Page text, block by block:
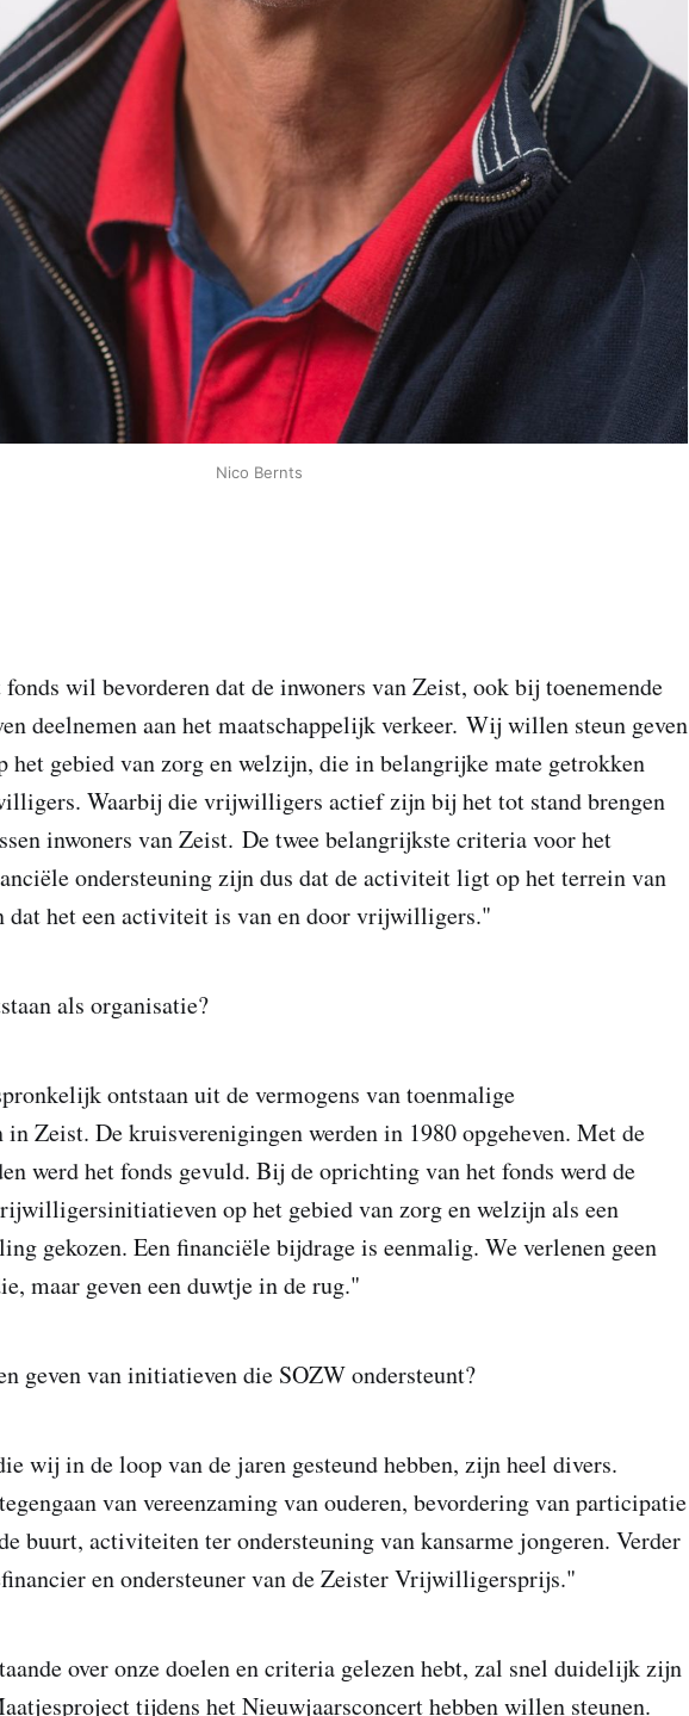
Nico Bernts
wil bevorderen dat de inwoners van Zeist, ook bij toenemende
deelnemen aan het maatschappelijk verkeer. Wij willen steun geven
het gebied van zorg en welzijn, die in belangrijke mate getrokken
Waarbij die vrijwilligers actief zijn bij het tot stand brengen
inwoners van Zeist. De twee belangrijkste criteria voor het
ondersteuning zijn dus dat de activiteit ligt op het terrein van
dat het een activiteit is van en door vrijwilligers."
als organisatie?
ontstaan uit de vermogens van toenmalige
Zeist. De kruisverenigingen werden in 1980 opgeheven. Met de
werd het fonds gevuld. Bij de oprichting van het fonds werd de
op het gebied van zorg en welzijn als een
gekozen. Een financiële bijdrage is eenmalig. We verlenen geen
maar geven een duwtje in de rug."
geven van initiatieven die SOZW ondersteunt?
wij in de loop van de jaren gesteund hebben, zijn heel divers.
van vereenzaming van ouderen, bevordering van participatie
buurt, activiteiten ter ondersteuning van kansarme jongeren. Verder
en ondersteuner van de Zeister Vrijwilligersprijs."
over onze doelen en criteria gelezen hebt, zal snel duidelijk zijn
tijdens het Nieuwjaarsconcert hebben willen steunen.